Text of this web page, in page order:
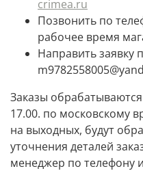
crimea.ru
Позвонить по
рабочее время
Направить заявку
Заказы
17.00. по московскому
на выходных, будут
уточнения деталей
менеджер по телефону